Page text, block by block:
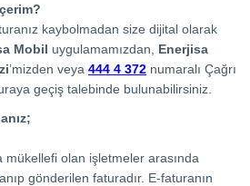
kaybolmadan size dijital olarak
Mobil uygulamamızdan, Enerjisa
’mizden veya 444 4 372 numaralı Çağrı
geçiş talebinde bulunabilirsiniz.
olan işletmeler arasında
gönderilen faturadır. E-faturanın